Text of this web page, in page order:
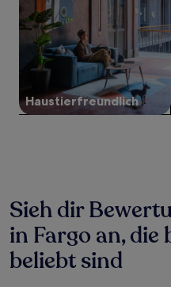
Preise
und
Verfügbarkeiten
können
ändern.
können
zusätzliche
Haustier­freundlich
Sieh dir
in Fargo an, die
beliebt sind